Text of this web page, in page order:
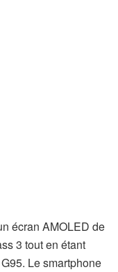
écran AMOLED de
3 tout en étant
Le smartphone